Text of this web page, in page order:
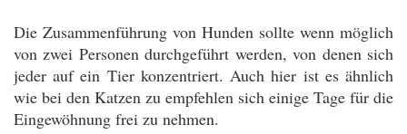
Die Zusammenführung von Hunden sollte wenn möglich
von zwei Personen durchgeführt werden, von denen sich
jeder auf ein Tier konzentriert. Auch hier ist es ähnlich
wie bei den Katzen zu empfehlen sich einige Tage für die
Eingewöhnung frei zu nehmen.